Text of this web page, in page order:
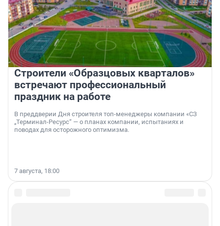
Строители «Образцовых кварталов»
встречают профессиональный
праздник на работе
В преддверии Дня строителя топ-менеджеры компании «СЗ
„Терминал-Ресурс“ — о планах компании, испытаниях и
поводах для осторожного оптимизма.
7 августа, 18:00